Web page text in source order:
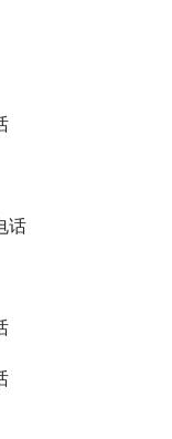
话